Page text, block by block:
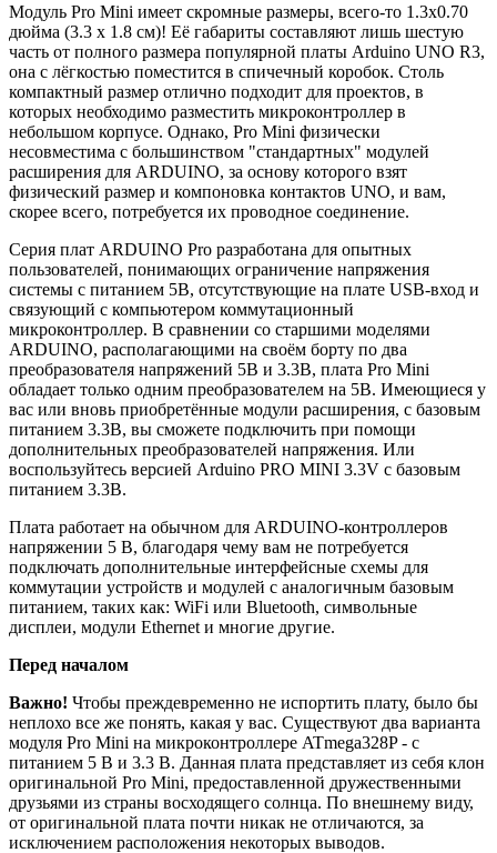
Модуль Pro Mini имеет скромные размеры, всего-то 1.3х0.70
дюйма (3.3 х 1.8 см)! Её габариты составляют лишь шестую
часть от полного размера популярной платы Arduino UNO R3,
она с лёгкостью поместится в спичечный коробок. Столь
компактный размер отлично подходит для проектов, в
которых необходимо разместить микроконтроллер в
небольшом корпусе. Однако, Pro Mini физически
несовместима с большинством "стандартных" модулей
расширения для ARDUINO, за основу которого взят
физический размер и компоновка контактов UNO, и вам,
скорее всего, потребуется их проводное соединение.
Серия плат ARDUINO Pro разработана для опытных
пользователей, понимающих ограничение напряжения
системы с питанием 5В, отсутствующие на плате USB-вход и
связующий с компьютером коммутационный
микроконтроллер. В сравнении со старшими моделями
ARDUINO, располагающими на своём борту по два
преобразователя напряжений 5В и 3.3В, плата Pro Mini
обладает только одним преобразователем на 5В. Имеющиеся у
вас или вновь приобретённые модули расширения, с базовым
питанием 3.3В, вы сможете подключить при помощи
дополнительных преобразователей напряжения. Или
воспользуйтесь версией Arduino PRO MINI 3.3V с базовым
питанием 3.3В.
Плата работает на обычном для ARDUINO-контроллеров
напряжении 5 В, благодаря чему вам не потребуется
подключать дополнительные интерфейсные схемы для
коммутации устройств и модулей с аналогичным базовым
питанием, таких как: WiFi или Bluetooth, символьные
дисплеи, модули Ethernet и многие другие.
Перед началом
Важно! Чтобы преждевременно не испортить плату, было бы
неплохо все же понять, какая у вас. Существуют два варианта
модуля Pro Mini на микроконтроллере ATmega328P - с
питанием 5 В и 3.3 В. Данная плата представляет из себя клон
оригинальной Pro Mini, предоставленной дружественными
друзьями из страны восходящего солнца. По внешнему виду,
от оригинальной плата почти никак не отличаются, за
исключением расположения некоторых выводов.